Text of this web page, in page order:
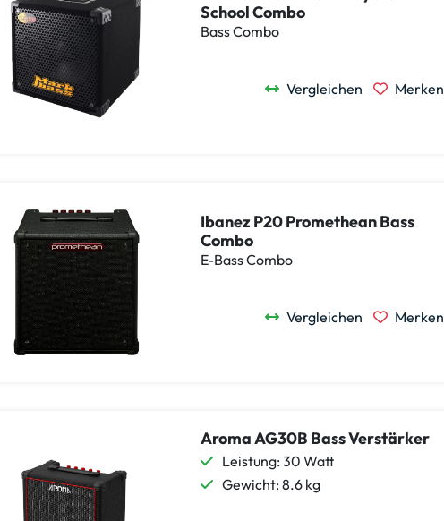
School Combo
Bass Combo
Vergleichen Merken
Ibanez P20 Promethean Bass
Combo
E-Bass Combo
Vergleichen Merken
Aroma AG30B Bass Verstärker
Leistung: 30 Watt
Gewicht: 8.6 kg